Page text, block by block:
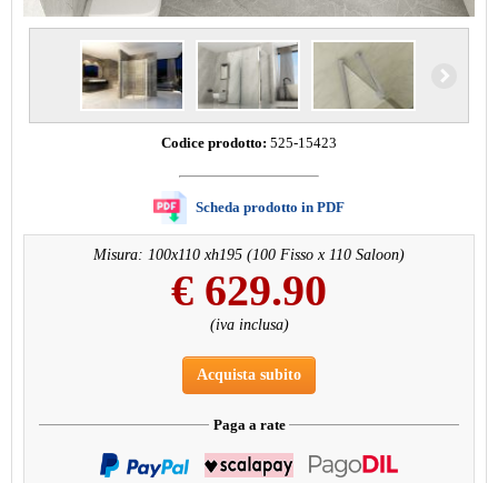
Codice prodotto: 525-15423
Scheda prodotto in PDF
Misura: 100x110 xh195 (100 Fisso x 110 Saloon)
€ 629.90
(iva inclusa)
Acquista subito
Paga a rate